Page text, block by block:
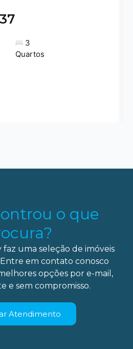
3
Quartos
o que
uma seleção de imóveis
em contato conosco
opções por e-mail,
e sem compromisso.
Atendimento